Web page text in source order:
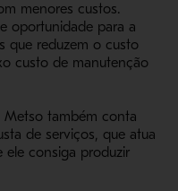
menores custos.
oportunidade para a
que reduzem o custo
custo de manutenção
também conta
de serviços, que atua
ele consiga produzir